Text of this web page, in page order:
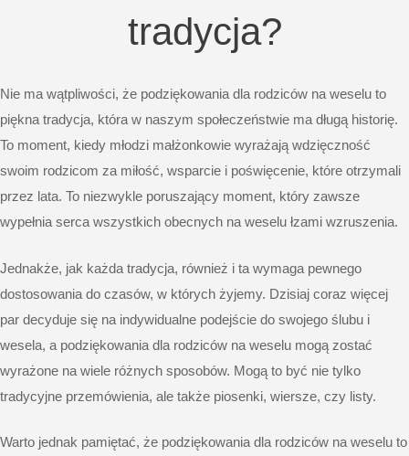
tradycja?
Nie ma wątpliwości, że podziękowania dla rodziców na weselu to
piękna tradycja, która w naszym społeczeństwie ma długą historię.
To moment, kiedy młodzi małżonkowie wyrażają wdzięczność
swoim rodzicom za miłość, wsparcie i poświęcenie, które otrzymali
przez lata. To niezwykle poruszający moment, który zawsze
wypełnia serca wszystkich obecnych na weselu łzami wzruszenia.
Jednakże, jak każda tradycja, również i ta wymaga pewnego
dostosowania do czasów, w których żyjemy. Dzisiaj coraz więcej
par decyduje się na indywidualne podejście do swojego ślubu i
wesela, a podziękowania dla rodziców na weselu mogą zostać
wyrażone na wiele różnych sposobów. Mogą to być nie tylko
tradycyjne przemówienia, ale także piosenki, wiersze, czy listy.
Warto jednak pamiętać, że podziękowania dla rodziców na weselu to